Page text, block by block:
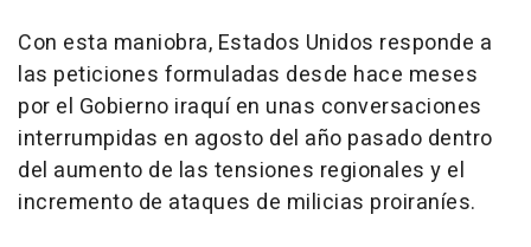
Con esta maniobra, Estados Unidos responde a
las peticiones formuladas desde hace meses
por el Gobierno iraquí en unas conversaciones
interrumpidas en agosto del año pasado dentro
del aumento de las tensiones regionales y el
incremento de ataques de milicias proiraníes.